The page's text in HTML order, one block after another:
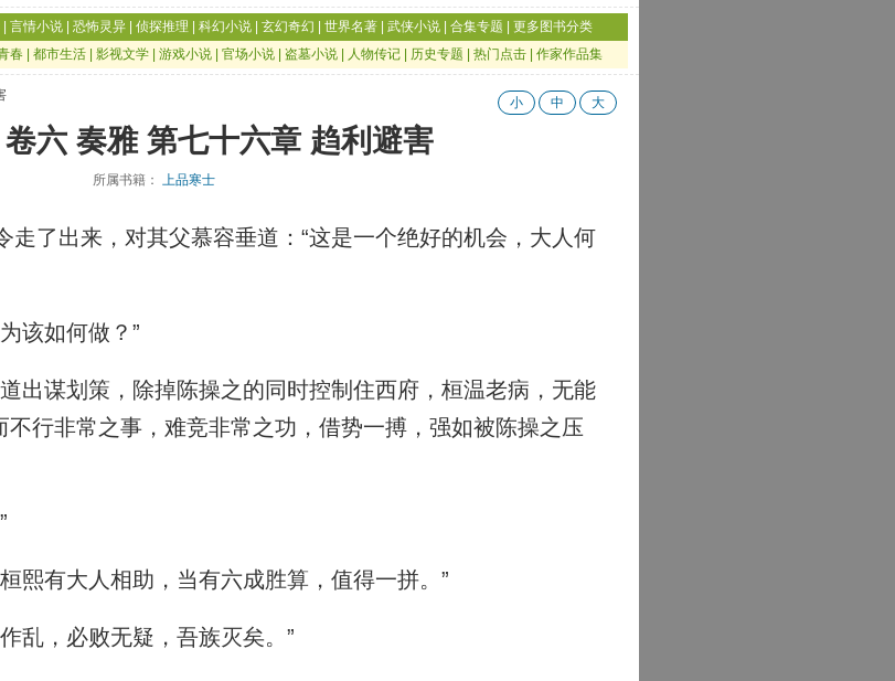
言情小说 恐怖灵异 侦探推理 科幻小说 玄幻奇幻 世界名著 武侠小说 合集专题
更多图书分类
春 都市生活 影视文学 游戏小说 官场小说 盗墓小说 人物传记 历史专题 热门点击 作家作品集
小 中 大
六 奏雅 第七十六章 趋利避害
所属书籍： 上品寒士
了出来，对其父慕容垂道：“这是一个绝好的机会，大人何
该如何做？”
出谋划策，除掉陈操之的同时控制住西府，桓温老病，无能
行非常之事，难竞非常之功，借势一搏，强如被陈操之压
熙有大人相助，当有六成胜算，值得一拼。”
乱，必败无疑，吾族灭矣。”